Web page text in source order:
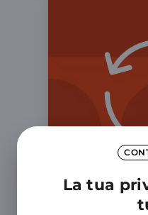
La tua